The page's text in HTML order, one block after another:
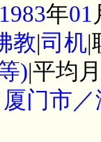
1983年01
教|司机|
)|平均
门市